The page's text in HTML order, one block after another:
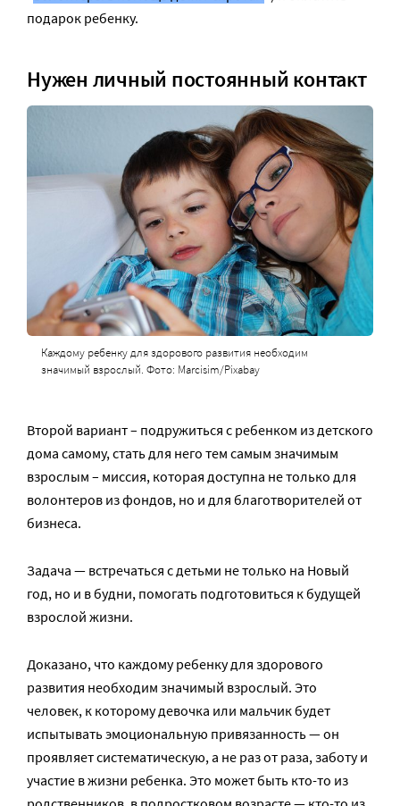
подарок ребенку.
Нужен личный постоянный контакт
Каждому ребенку для здорового развития необходим
значимый взрослый. Фото: Marcisim/Pixabay
Второй вариант – подружиться с ребенком из детского
дома самому, стать для него тем самым значимым
взрослым – миссия, которая доступна не только для
волонтеров из фондов, но и для благотворителей от
бизнеса.
Задача — встречаться с детьми не только на Новый
год, но и в будни, помогать подготовиться к будущей
взрослой жизни.
Доказано, что каждому ребенку для здорового
развития необходим значимый взрослый. Это
человек, к которому девочка или мальчик будет
испытывать эмоциональную привязанность — он
проявляет систематическую, а не раз от раза, заботу и
участие в жизни ребенка. Это может быть кто-то из